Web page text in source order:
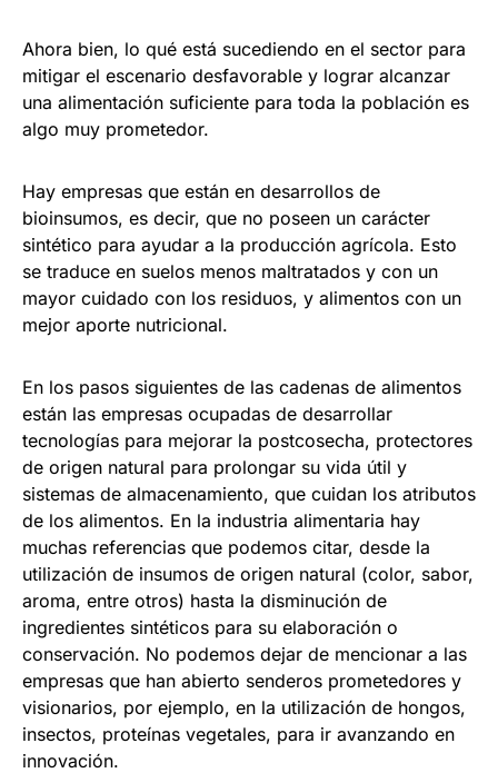
Ahora bien, lo qué está sucediendo en el sector para
mitigar el escenario desfavorable y lograr alcanzar
una alimentación suficiente para toda la población es
algo muy prometedor.
Hay empresas que están en desarrollos de
bioinsumos, es decir, que no poseen un carácter
sintético para ayudar a la producción agrícola. Esto
se traduce en suelos menos maltratados y con un
mayor cuidado con los residuos, y alimentos con un
mejor aporte nutricional.
En los pasos siguientes de las cadenas de alimentos
están las empresas ocupadas de desarrollar
tecnologías para mejorar la postcosecha, protectores
de origen natural para prolongar su vida útil y
sistemas de almacenamiento, que cuidan los atributos
de los alimentos. En la industria alimentaria hay
muchas referencias que podemos citar, desde la
utilización de insumos de origen natural (color, sabor,
aroma, entre otros) hasta la disminución de
ingredientes sintéticos para su elaboración o
conservación. No podemos dejar de mencionar a las
empresas que han abierto senderos prometedores y
visionarios, por ejemplo, en la utilización de hongos,
insectos, proteínas vegetales, para ir avanzando en
innovación.